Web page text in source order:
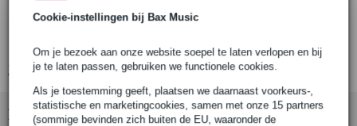
Cookie-instellingen bij Bax Music
Om je bezoek aan onze website soepel te laten verlopen en bij
je te laten passen, gebruiken we functionele cookies.
Als je toestemming geeft, plaatsen we daarnaast voorkeurs-,
statistische en marketingcookies, samen met onze 15 partners
(sommige bevinden zich buiten de EU, waaronder de
slagplaat
voor T-stijl elektrische gitaren
Bekijk alle productspecificaties
Bekijk ook eens (7)